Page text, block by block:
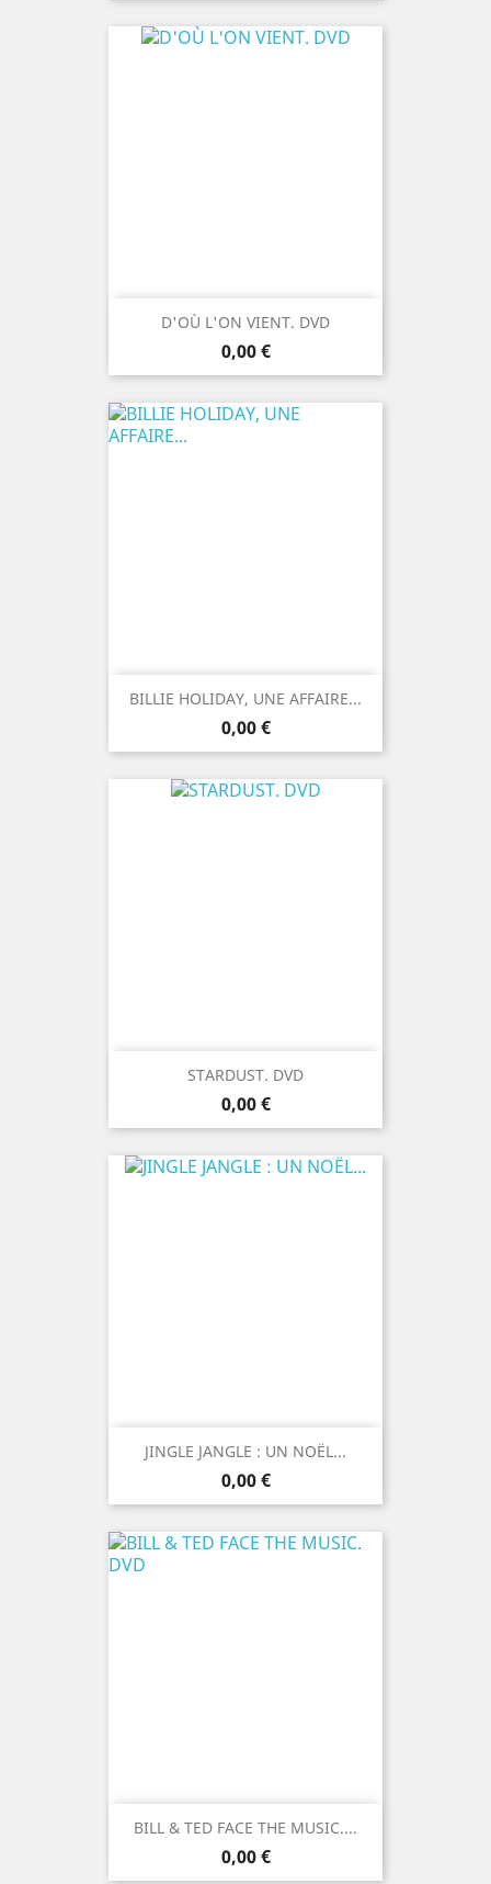
D'OÙ L'ON VIENT. DVD
Prix
0,00 €
BILLIE HOLIDAY, UNE AFFAIRE...
Prix
0,00 €
STARDUST. DVD
Prix
0,00 €
JINGLE JANGLE : UN NOËL...
Prix
0,00 €
BILL & TED FACE THE MUSIC....
Prix
0,00 €